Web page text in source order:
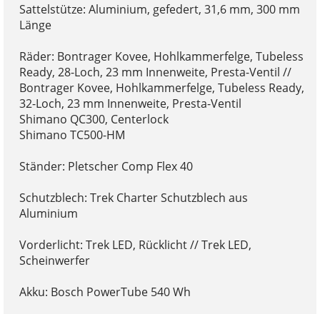
Sattelstütze: Aluminium, gefedert, 31,6 mm, 300 mm
Länge
Räder: Bontrager Kovee, Hohlkammerfelge, Tubeless
Ready, 28-Loch, 23 mm Innenweite, Presta-Ventil //
Bontrager Kovee, Hohlkammerfelge, Tubeless Ready,
32-Loch, 23 mm Innenweite, Presta-Ventil
Shimano QC300, Centerlock
Shimano TC500-HM
Ständer: Pletscher Comp Flex 40
Schutzblech: Trek Charter Schutzblech aus
Aluminium
Vorderlicht: Trek LED, Rücklicht // Trek LED,
Scheinwerfer
Akku: Bosch PowerTube 540 Wh